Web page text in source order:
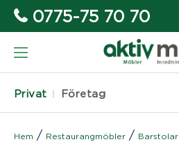
0775-75 70 70
Privat Företag
Hem / Restaurangmöbler / Barstolar